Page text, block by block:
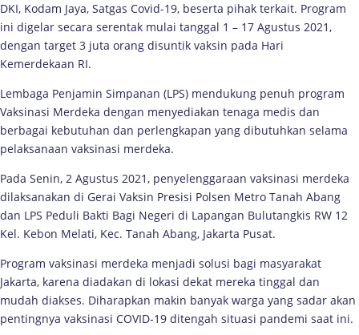
DKI, Kodam Jaya, Satgas Covid-19, beserta pihak terkait. Program
ini digelar secara serentak mulai tanggal 1 – 17 Agustus 2021,
dengan target 3 juta orang disuntik vaksin pada Hari
Kemerdekaan RI.
Lembaga Penjamin Simpanan (LPS) mendukung penuh program
Vaksinasi Merdeka dengan menyediakan tenaga medis dan
berbagai kebutuhan dan perlengkapan yang dibutuhkan selama
pelaksanaan vaksinasi merdeka.
Pada Senin, 2 Agustus 2021, penyelenggaraan vaksinasi merdeka
dilaksanakan di Gerai Vaksin Presisi Polsen Metro Tanah Abang
dan LPS Peduli Bakti Bagi Negeri di Lapangan Bulutangkis RW 12
Kel. Kebon Melati, Kec. Tanah Abang, Jakarta Pusat.
Program vaksinasi merdeka menjadi solusi bagi masyarakat
Jakarta, karena diadakan di lokasi dekat mereka tinggal dan
mudah diakses. Diharapkan makin banyak warga yang sadar akan
pentingnya vaksinasi COVID-19 ditengah situasi pandemi saat ini.